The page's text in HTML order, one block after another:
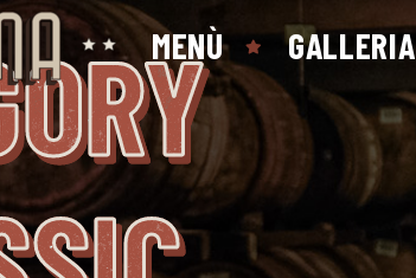
MENÙ GALLERIA